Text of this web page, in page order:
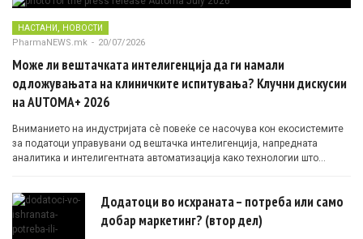
НАСТАНИ НОВОСТИ
PharmaNEWS.mk - 20/07/2026
Може ли вештачката интелигенција да ги намали
одложувањата на клиничките испитувања? Клучни дискусии
на AUTOMA+ 2026
Вниманието на индустријата сè повеќе се насочува кон екосистемите
за податоци управувани од вештачка интелигенција, напредната
аналитика и интелигентната автоматизација како технологии што
Додатоци во исхраната – потреба или само
добар маркетинг? (втор дел)